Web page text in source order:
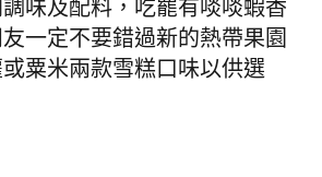
味及配料，吃罷有啖啖蝦香
一定不要錯過新的熱帶果園
粟米兩款雪糕口味以供選